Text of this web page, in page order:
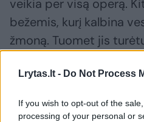
Lrytas.lt - Do Not Process
If you wish to opt-out of the
processing of your personal or
veikia per visą operą.
bežemis, kurį kalbina
žmoną. Tuomet jis
Partizano žmona,
Tad antrame veiksme